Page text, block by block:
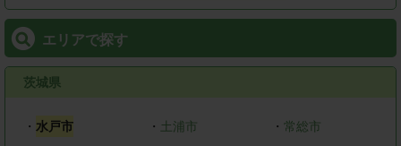
エリアで探す
茨城県
・ 水戸市 ・ 土浦市 ・ 常総市